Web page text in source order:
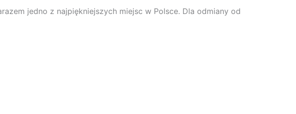
jedno z najpiękniejszych miejsc w Polsce. Dla odmiany od